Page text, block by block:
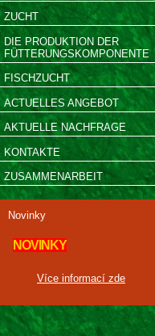
ZUCHT
DIE PRODUKTION DER
FÜTTERUNGSKOMPONENTE
FISCHZUCHT
ACTUELLES ANGEBOT
AKTUELLE NACHFRAGE
KONTAKTE
ZUSAMMENARBEIT
Novinky
NOVINKY
Více informací zde